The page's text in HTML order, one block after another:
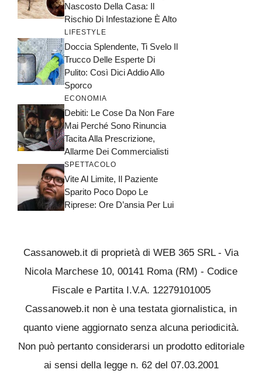
Nascosto Della Casa: Il
Rischio Di Infestazione È Alto
LIFESTYLE
Doccia Splendente, Ti Svelo Il
Trucco Delle Esperte Di
Pulito: Così Dici Addio Allo
Sporco
ECONOMIA
Debiti: Le Cose Da Non Fare
Mai Perché Sono Rinuncia
Tacita Alla Prescrizione,
Allarme Dei Commercialisti
SPETTACOLO
Vite Al Limite, Il Paziente
Sparito Poco Dopo Le
Riprese: Ore D’ansia Per Lui
Cassanoweb.it di proprietà di WEB 365 SRL - Via
Nicola Marchese 10, 00141 Roma (RM) - Codice
Fiscale e Partita I.V.A. 12279101005
Cassanoweb.it non è una testata giornalistica, in
quanto viene aggiornato senza alcuna periodicità.
Non può pertanto considerarsi un prodotto editoriale
ai sensi della legge n. 62 del 07.03.2001